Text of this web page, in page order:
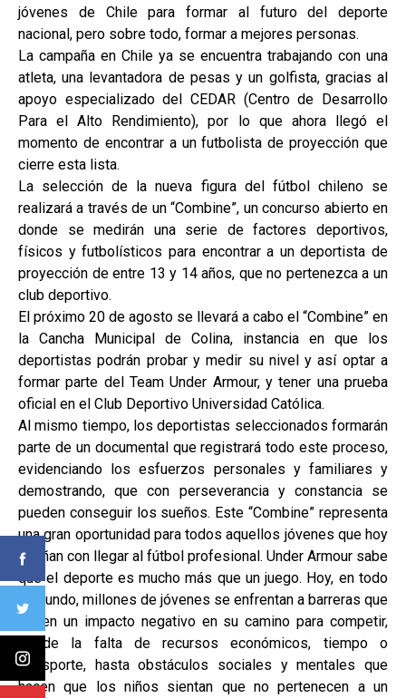
jóvenes de Chile para formar al futuro del deporte
nacional, pero sobre todo, formar a mejores personas.
La campaña en Chile ya se encuentra trabajando con una
atleta, una levantadora de pesas y un golfista, gracias al
apoyo especializado del CEDAR (Centro de Desarrollo
Para el Alto Rendimiento), por lo que ahora llegó el
momento de encontrar a un futbolista de proyección que
cierre esta lista.
La selección de la nueva figura del fútbol chileno se
realizará a través de un “Combine”, un concurso abierto en
donde se medirán una serie de factores deportivos,
físicos y futbolísticos para encontrar a un deportista de
proyección de entre 13 y 14 años, que no pertenezca a un
club deportivo.
El próximo 20 de agosto se llevará a cabo el “Combine” en
la Cancha Municipal de Colina, instancia en que los
deportistas podrán probar y medir su nivel y así optar a
formar parte del Team Under Armour, y tener una prueba
oficial en el Club Deportivo Universidad Católica.
Al mismo tiempo, los deportistas seleccionados formarán
parte de un documental que registrará todo este proceso,
evidenciando los esfuerzos personales y familiares y
demostrando, que con perseverancia y constancia se
pueden conseguir los sueños. Este “Combine” representa
una gran oportunidad para todos aquellos jóvenes que hoy
sueñan con llegar al fútbol profesional. Under Armour sabe
que el deporte es mucho más que un juego. Hoy, en todo
el mundo, millones de jóvenes se enfrentan a barreras que
tienen un impacto negativo en su camino para competir,
desde la falta de recursos económicos, tiempo o
transporte, hasta obstáculos sociales y mentales que
hacen que los niños sientan que no pertenecen a un